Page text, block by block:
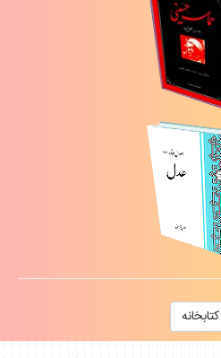
كتابخانه